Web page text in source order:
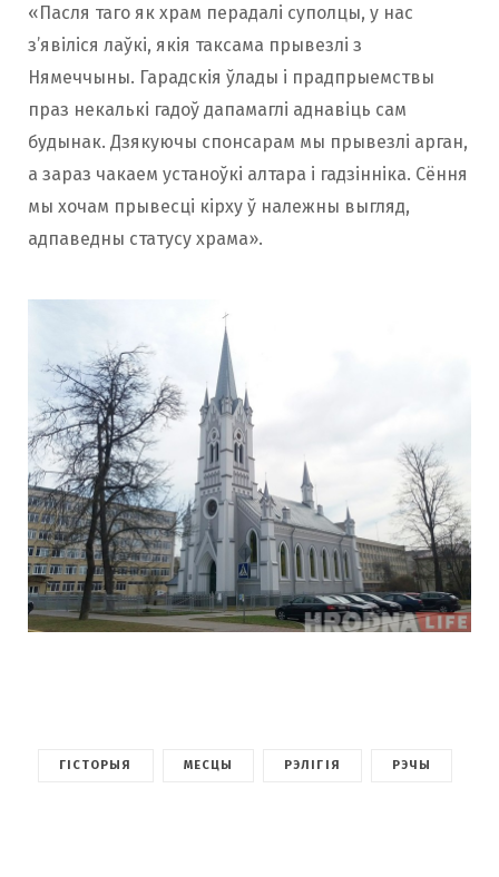
«Пасля таго як храм перадалі суполцы, у нас
з’явіліся лаўкі, якія таксама прывезлі з
Нямеччыны. Гарадскія ўлады і прадпрыемствы
праз некалькі гадоў дапамаглі аднавіць сам
будынак. Дзякуючы спонсарам мы прывезлі арган,
а зараз чакаем устаноўкі алтара і гадзінніка. Сёння
мы хочам прывесці кірху ў належны выгляд,
адпаведны статусу храма».
ГІСТОРЫЯ МЕСЦЫ РЭЛІГІЯ РЭЧЫ